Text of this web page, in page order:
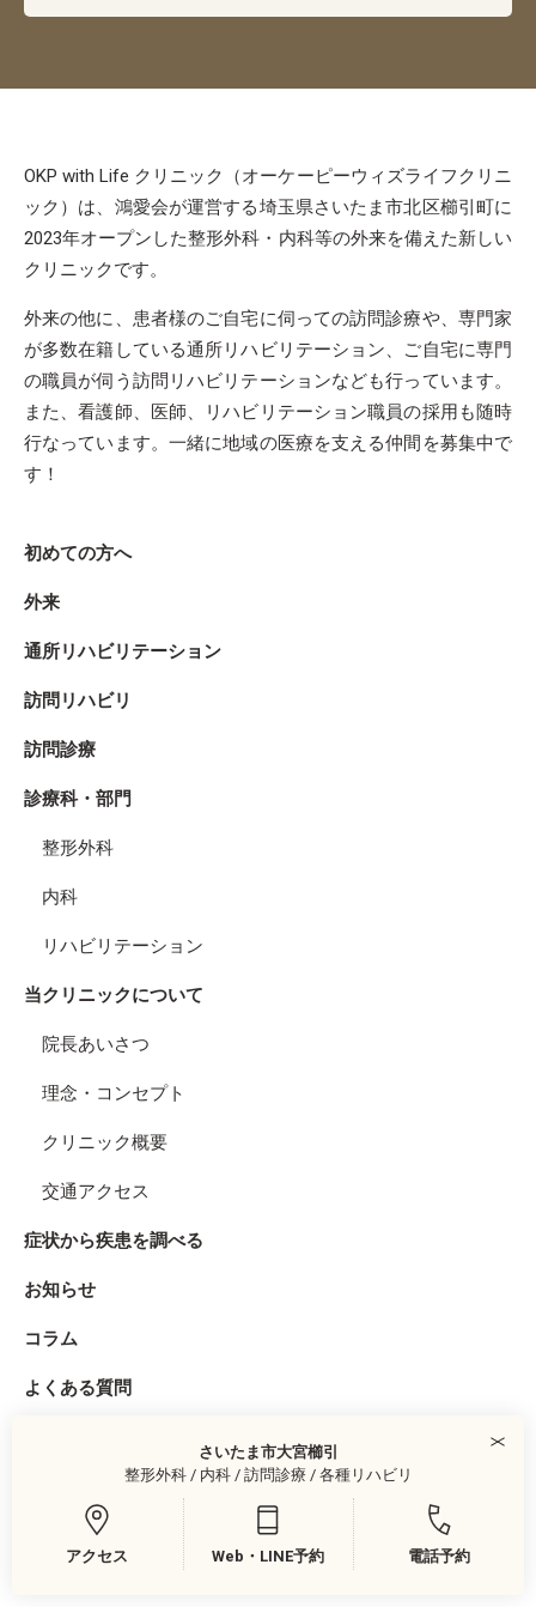
さいたま市大宮櫛引
整形外科 / 内科 / 訪問診療 / 各種リハビリ
アクセス Web・LINE予約 電話予約
OKP with Life クリニック（オーケーピーウィズライフクリニ
ック）は、鴻愛会が運営する埼玉県さいたま市北区櫛引町に
2023年オープンした整形外科・内科等の外来を備えた新しい
クリニックです。
外来の他に、患者様のご自宅に伺っての訪問診療や、専門家
が多数在籍している通所リハビリテーション、ご自宅に専門
の職員が伺う訪問リハビリテーションなども行っています。
また、看護師、医師、リハビリテーション職員の採用も随時
行なっています。一緒に地域の医療を支える仲間を募集中で
す！
初めての方へ
外来
通所リハビリテーション
訪問リハビリ
訪問診療
診療科・部門
整形外科
内科
リハビリテーション
当クリニックについて
院長あいさつ
理念・コンセプト
クリニック概要
交通アクセス
症状から疾患を調べる
お知らせ
コラム
よくある質問
公式SNS